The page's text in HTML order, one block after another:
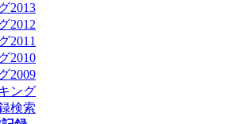
2013
2012
2011
2010
2009
ング
検索